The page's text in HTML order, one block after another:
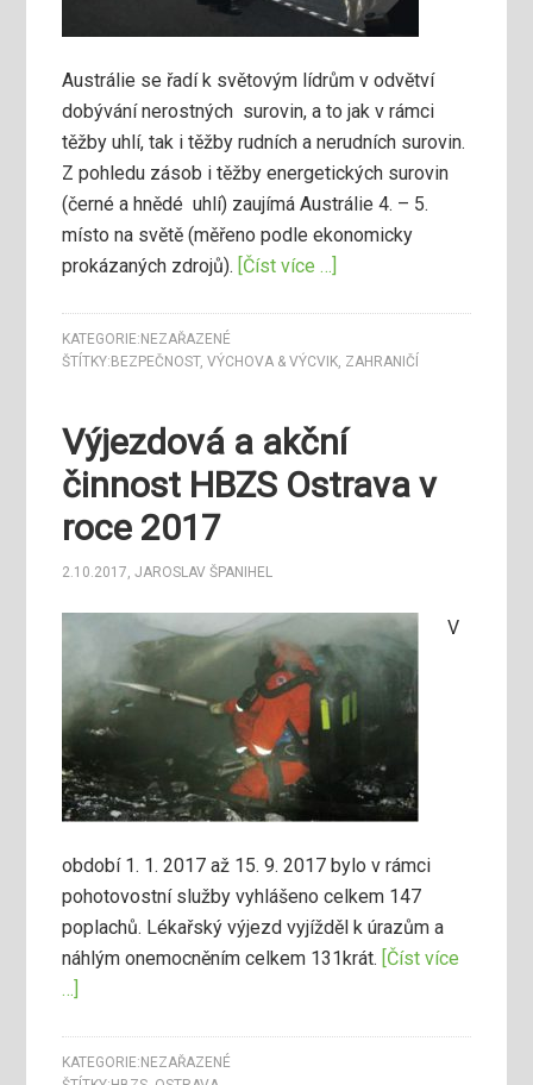
Austrálie se řadí k světovým lídrům v odvětví
dobývání nerostných surovin, a to jak v rámci
těžby uhlí, tak i těžby rudních a nerudních surovin.
Z pohledu zásob i těžby energetických surovin
(černé a hnědé uhlí) zaujímá Austrálie 4. – 5.
místo na světě (měřeno podle ekonomicky
prokázaných zdrojů). [Číst více …]
KATEGORIE: NEZAŘAZENÉ
ŠTÍTKY: BEZPEČNOST,VÝCHOVA & VÝCVIK, ZAHRANIČÍ
Výjezdová a akční
činnost HBZS Ostrava v
roce 2017
2.10.2017,JAROSLAV ŠPANIHEL
V
období 1. 1. 2017 až 15. 9. 2017 bylo v rámci
pohotovostní služby vyhlášeno celkem 147
poplachů. Lékařský výjezd vyjížděl k úrazům a
náhlým onemocněním celkem 131krát. [Číst více
…]
KATEGORIE: NEZAŘAZENÉ